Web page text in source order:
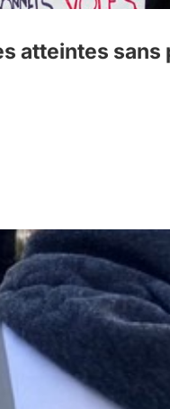
atteintes